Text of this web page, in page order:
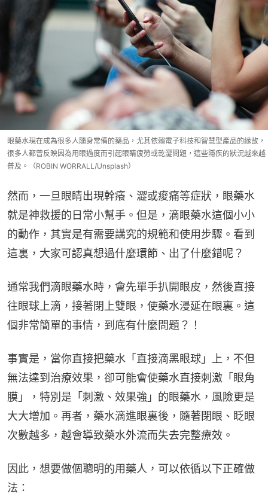
眼藥水現在成為很多人隨身常備的藥品，尤其依賴電子科技和智慧型產品的緣故，
很多人都曾反映因為用眼過度而引起眼睛疲勞或乾澀問題，這些隱疾的狀況越來越
普及。（ROBIN WORRALL/Unsplash）
然而，一旦眼睛出現幹癢、澀或痠痛等症狀，眼藥水
就是神救援的日常小幫手。但是，滴眼藥水這個小小
的動作，其實是有需要講究的規範和使用步驟。看到
這裏，大家可認真想過什麼環節、出了什麼錯呢？
通常我們滴眼藥水時，會先單手扒開眼皮，然後直接
往眼球上滴，接著閉上雙眼，使藥水漫延在眼裏。這
個非常簡單的事情，到底有什麼問題？！
事實是，當你直接把藥水「直接滴黑眼球」上，不但
無法達到治療效果，卻可能會使藥水直接刺激「眼角
膜」，特別是「刺激、效果強」的眼藥水，風險更是
大大增加。再者，藥水滴進眼裏後，隨著閉眼、眨眼
次數越多，越會導致藥水外流而失去完整療效。
因此，想要做個聰明的用藥人，可以依循以下正確做
法：